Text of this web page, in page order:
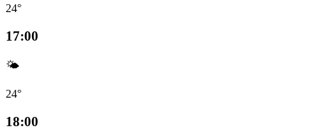
24°
17:00
🌤️
24°
18:00